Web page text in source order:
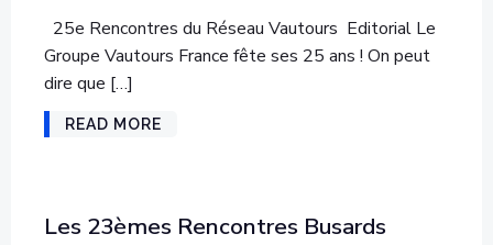
25e Rencontres du Réseau Vautours Editorial Le
Groupe Vautours France fête ses 25 ans ! On peut
dire que […]
READ MORE
Les 23èmes Rencontres Busards